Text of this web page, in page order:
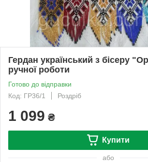
Гердан український з бісеру
ручної роботи
Готово до відправки
Код: ГР36/1
Роздріб
1 099 ₴
Купити
або